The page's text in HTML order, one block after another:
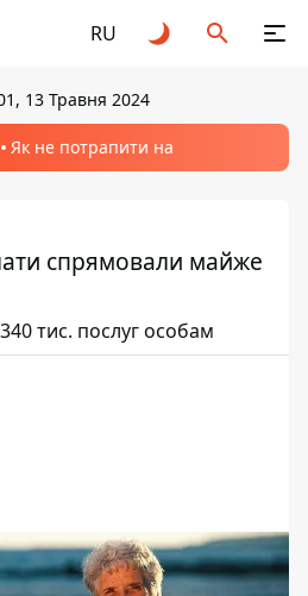
RU
13 Травня 2024
Як не потрапити на
спрямовали майже
тис. послуг особам